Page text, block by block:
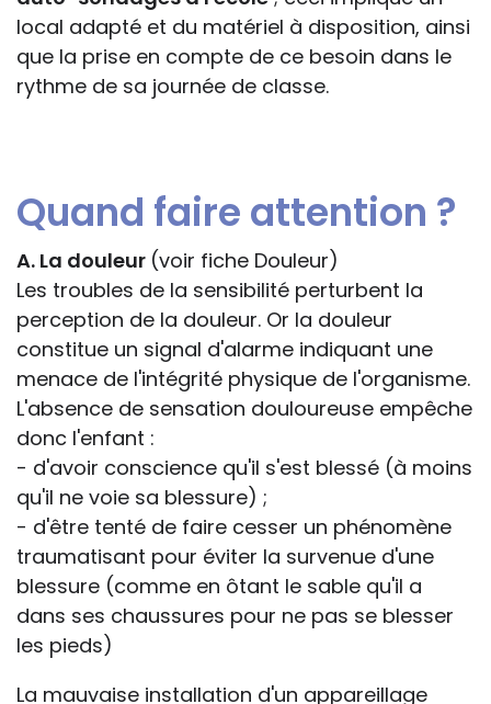
local adapté et du matériel à disposition, ainsi
que la prise en compte de ce besoin dans le
rythme de sa journée de classe.
Quand faire attention ?
A. La douleur (voir fiche Douleur)
Les troubles de la sensibilité perturbent la
perception de la douleur. Or la douleur
constitue un signal d'alarme indiquant une
menace de l'intégrité physique de l'organisme.
L'absence de sensation douloureuse empêche
donc l'enfant :
- d'avoir conscience qu'il s'est blessé (à moins
qu'il ne voie sa blessure) ;
- d'être tenté de faire cesser un phénomène
traumatisant pour éviter la survenue d'une
blessure (comme en ôtant le sable qu'il a
dans ses chaussures pour ne pas se blesser
les pieds)
La mauvaise installation d'un appareillage